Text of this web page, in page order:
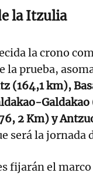
la Itzulia
la crono
la prueba,
(164,1 km),
2 Km) y
será la jornada
fijarán el